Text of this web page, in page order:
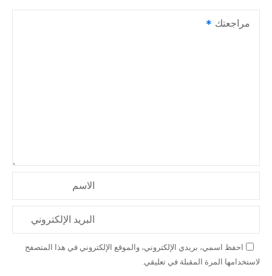
مراجعتك
الاسم
البريد الإلكتروني
احفظ اسمي، بريدي الإلكتروني، والموقع الإلكتروني في هذا المتصفح
لاستخدامها المرة المقبلة في تعليقي.